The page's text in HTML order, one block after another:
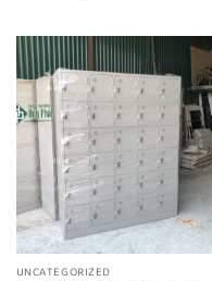
UNCATEGORIZED